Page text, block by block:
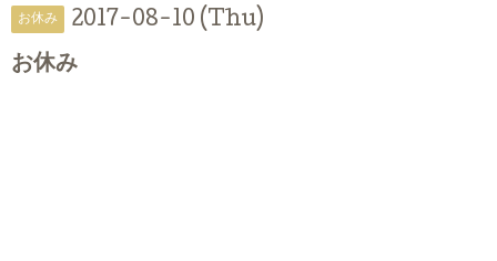
お休み 2017-08-10 (Thu)
お休み